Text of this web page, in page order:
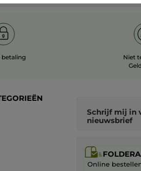
betaling
Niet
Schrijf mij in
nieuwsbrief
Online